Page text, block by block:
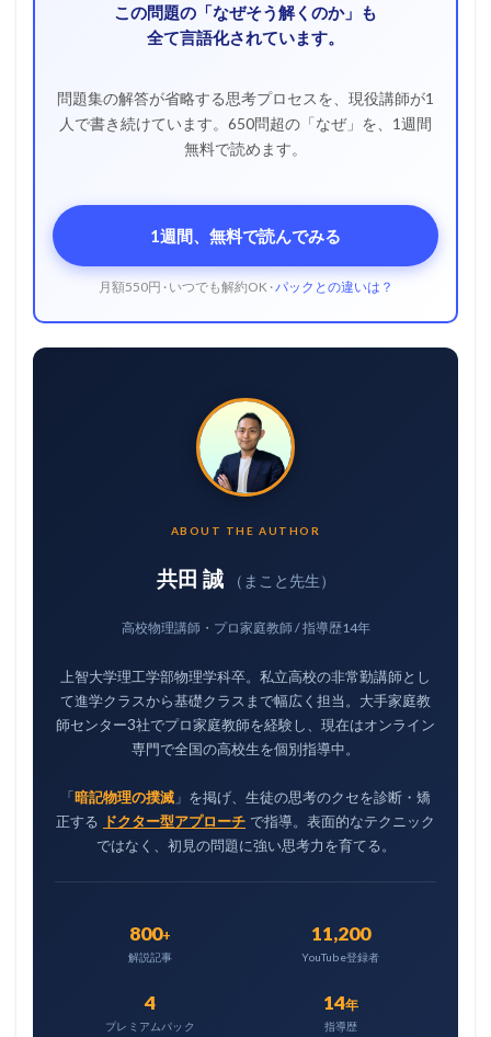
この問題の「なぜそう解くのか」も
全て言語化されています。
問題集の解答が省略する思考プロセスを、現役講師が1
人で書き続けています。650問超の「なぜ」を、1週間
無料で読めます。
1週間、無料で読んでみる
月額550円 · いつでも解約OK · パックとの違いは？
ABOUT THE AUTHOR
共田 誠 （まこと先生）
高校物理講師・プロ家庭教師 / 指導歴14年
上智大学理工学部物理学科卒。私立高校の非常勤講師とし
て進学クラスから基礎クラスまで幅広く担当。大手家庭教
師センター3社でプロ家庭教師を経験し、現在はオンライン
専門で全国の高校生を個別指導中。
「暗記物理の撲滅 」を掲げ、生徒の思考のクセを診断・矯
正する ドクター型アプローチ で指導。表面的なテクニック
ではなく、初見の問題に強い思考力を育てる。
800+
解説記事
11,200
YouTube登録者
4
プレミアムパック
14年
指導歴